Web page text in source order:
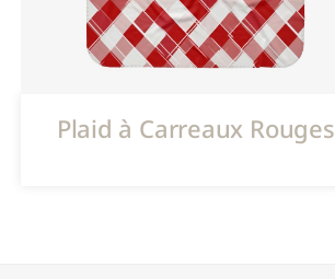
Plaid à Carreaux Rouges